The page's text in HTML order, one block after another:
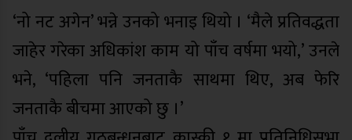
‘नो नट अगेन’ भन्ने उनको भनाइ थियो । ‘मैले प्रतिवद्धता
जाहेर गरेका अधिकांश काम यो पाँच वर्षमा भयो,’ उनले
भने, ‘पहिला पनि जनताकै साथमा थिए, अब फेरि
जनताकै बीचमा आएको छु ।’